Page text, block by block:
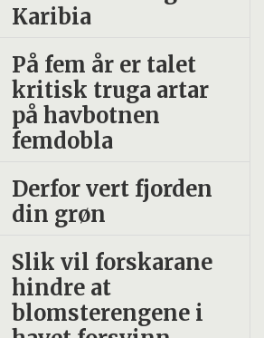
Karibia
På fem år er talet
kritisk truga artar
på havbotnen
femdobla
Derfor vert fjorden
din grøn
Slik vil forskarane
hindre at
blomsterengene i